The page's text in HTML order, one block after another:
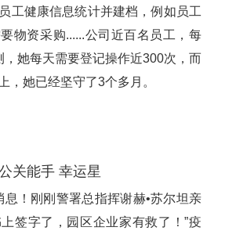
工健康信息统计并建档，例如员工
物资采购......公司近百名员工，每
，她每天需要登记操作近300次，而
，她已经坚守了3个多月。
关能手 幸运星
！刚刚警署总指挥谢赫•苏尔坦亲
签字了，园区企业家有救了！”疫